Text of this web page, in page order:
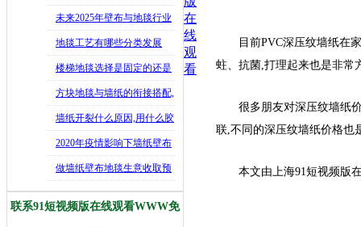
造舒适
未来2025年壁布与地毯行业
发展
地毯工艺有哪些分类发展
史,202
楼梯地毯选择是固定的还是
可移动好
方块地毯与墙纸的衔接搭配,
如何让
墙纸开裂什么原因,用什么胶
水修补
2020年疫情影响下墙纸壁布
生意
做墙纸壁布地毯生意收取预
付款是行
联系91短视频版在线观看WWW免
目前PVC深压纹墙纸在家装以
蛀、抗菌,打理起来也是非常
很多朋友对深压纹墙纸价
联,不同的深压纹墙纸价格也
本文由上海91短视频版在
在
线
观
看